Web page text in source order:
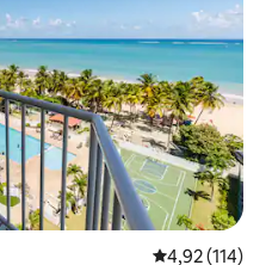
Classificação
4,92 (114)